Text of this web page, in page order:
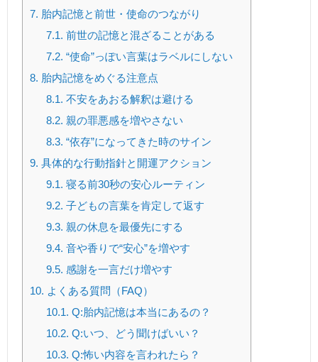
7. 胎内記憶と前世・使命のつながり
7.1. 前世の記憶と混ざることがある
7.2. “使命”っぽい言葉はラベルにしない
8. 胎内記憶をめぐる注意点
8.1. 不安をあおる解釈は避ける
8.2. 親の罪悪感を増やさない
8.3. “依存”になってきた時のサイン
9. 具体的な行動指針と開運アクション
9.1. 寝る前30秒の安心ルーティン
9.2. 子どもの言葉を肯定して返す
9.3. 親の休息を最優先にする
9.4. 音や香りで“安心”を増やす
9.5. 感謝を一言だけ増やす
10. よくある質問（FAQ）
10.1. Q:胎内記憶は本当にあるの？
10.2. Q:いつ、どう聞けばいい？
10.3. Q:怖い内容を言われたら？